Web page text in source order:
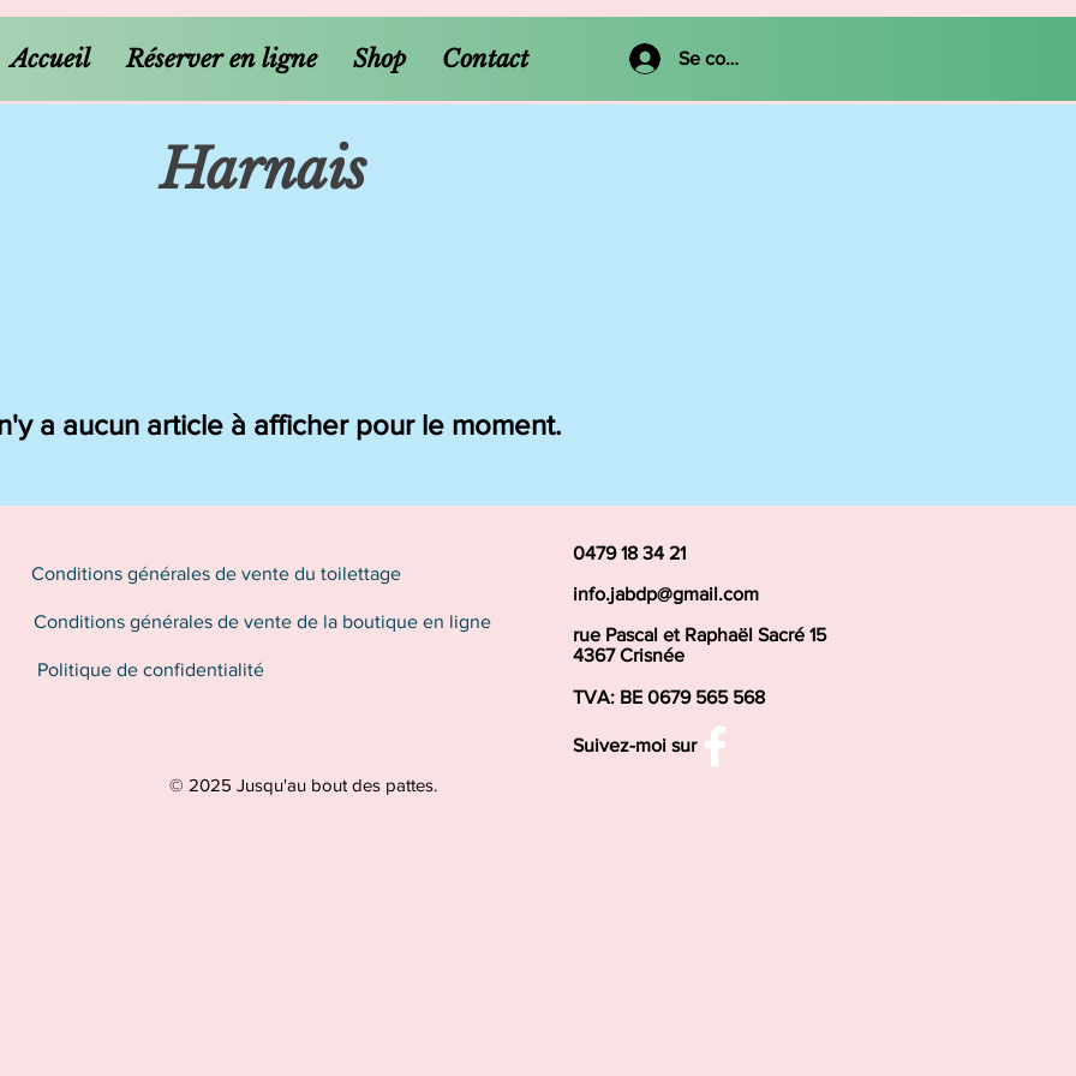
Accueil Réserver en ligne Shop Contact Se connecter
Harnais
a aucun article à afficher pour le moment.
Conditions générales de vente du toilettage
Conditions générales de vente de la boutique en ligne
Politique de confidentialité
0479 18 34 21
info.jabdp@gmail.com
rue Pascal et Raphaël Sacré 15
4367 Crisnée
TVA: BE 0679 565 568
Suivez-moi sur
© 2025 Jusqu'au bout des pattes.